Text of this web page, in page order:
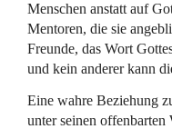
Menschen anstatt auf
Mentoren, die sie
Freunde, das Wort
und kein anderer kann
Eine wahre Beziehung
unter seinen